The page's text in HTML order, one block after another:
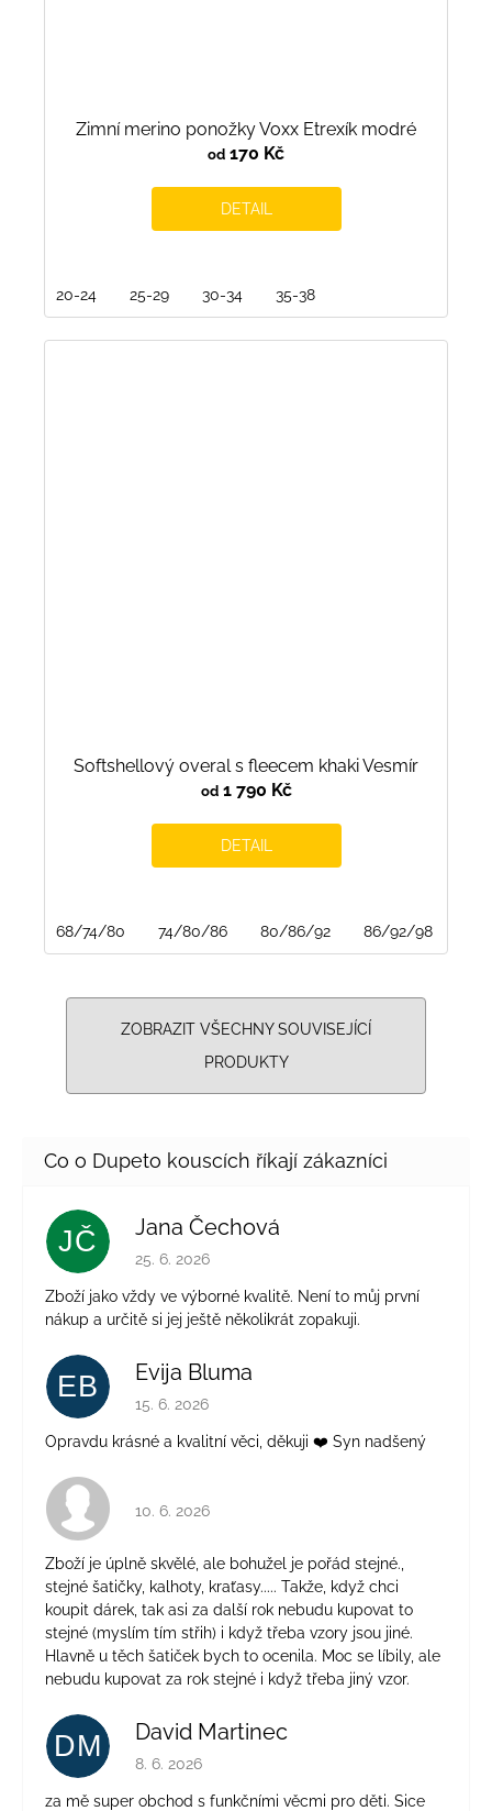
Zimní merino ponožky Voxx Etrexík modré
od 170 Kč
DETAIL
20-24 25-29 30-34 35-38
Softshellový overal s fleecem khaki Vesmír
od1 790 Kč
DETAIL
68/74/80 74/80/86 80/86/92 86/92/98
ZOBRAZIT VŠECHNY SOUVISEJÍCÍ
PRODUKTY
JČ Jana Čechová
Hodnocení obchodu je 5 z 5 hvězdiček.
25. 6. 2026
Zboží jako vždy ve výborné kvalitě. Není to můj první
nákup a určitě si jej ještě několikrát zopakuji.
EB Evija Bluma
Hodnocení obchodu je 5 z 5 hvězdiček.
15. 6. 2026
Opravdu krásné a kvalitní věci, děkuji ❤️ Syn nadšený
Hodnocení obchodu je 4 z 5 hvězdiček.
10. 6. 2026
Zboží je úplně skvělé, ale bohužel je pořád stejné.,
stejné šatičky, kalhoty, kraťasy..... Takže, když chci
koupit dárek, tak asi za další rok nebudu kupovat to
stejné (myslím tím střih) i když třeba vzory jsou jiné.
Hlavně u těch šatiček bych to ocenila. Moc se líbily, ale
nebudu kupovat za rok stejné i když třeba jiný vzor.
DM David Martinec
Hodnocení obchodu je 5 z 5 hvězdiček.
8. 6. 2026
za mě super obchod s funkčními věcmi pro děti. Sice